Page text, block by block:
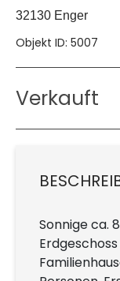
32130 Enger
Objekt ID: 5007
Verkauft
Sonnige ca.